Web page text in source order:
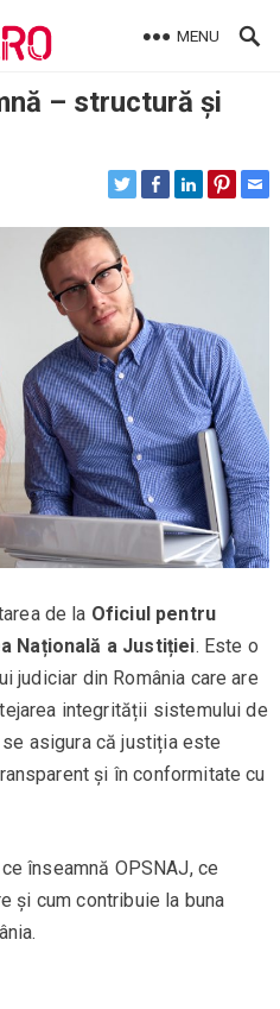
MENU
– structură și
de la Oficiul pentru
Națională a Justiției. Este o
judiciar din România care are
integrității sistemului de
asigura că justiția este
și în conformitate cu
înseamnă OPSNAJ, ce
și cum contribuie la buna